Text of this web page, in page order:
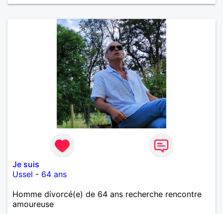
Je suis
Ussel - 64 ans
Homme divorcé(e) de 64 ans recherche rencontre
amoureuse